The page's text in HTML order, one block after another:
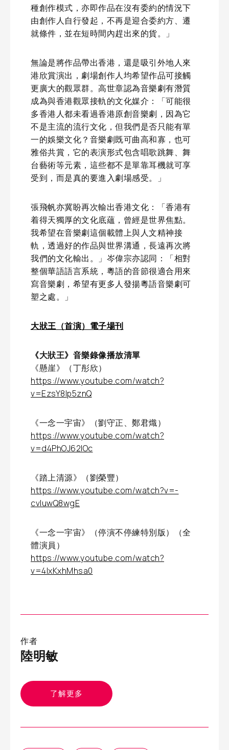
種創作模式，亦即作品在沒有委約的情況下
由創作人自行發起，不再是迎合委約方、遷
就條件，並在短時間內趕出來的貨。」
無論是將作品帶出香港，還是吸引外地人來
港欣賞演出，劇場創作人均希望作品可接觸
更廣大的觀眾群。高世章認為音樂劇有潛質
成為與香港觀眾接軌的文化媒介：「可能很
多香港人都未看過香港原創音樂劇，因為它
不是主流的流行文化，但我們是否只能有單
一的娛樂文化？音樂劇既可曲高和寡，也可
雅俗共賞，它的表演形式包含唱歌跳舞、舞
台藝術等元素，這些都不是單靠耳機就可享
受到，而是真的要進入劇場感受。」
張飛帆亦冀盼再次輸出香港文化：「香港有
着得天獨厚的文化底蘊，曾經是世界焦點。
我希望在音樂劇這個載體上與人文精神接
軌，透過好的作品與世界溝通，長遠再次將
我們的文化輸出。」岑偉宗亦認同：「相對
整個華語語言系統，粵語的音節很適合用來
寫音樂劇，希望有更多人發揚粵語音樂劇可
塑之處。」
大狀王（首演）電子場刊
《大狀王》音樂錄像播放清單
《懸崖》（丁彤欣）
https://www.youtube.com/watch?
v=EzsY8lp5znQ
《一念一宇宙》（劉守正、鄭君熾）
https://www.youtube.com/watch?
v=d4PhOJ62IOc
《踏上清源》（劉榮豐）
https://www.youtube.com/watch?v=-
cvIuwQ8wgE
《一念一宇宙》（停演不停練特別版）（全
體演員）
https://www.youtube.com/watch?
v=4IxKxhMhsa0
作者
陸明敏
了解更多